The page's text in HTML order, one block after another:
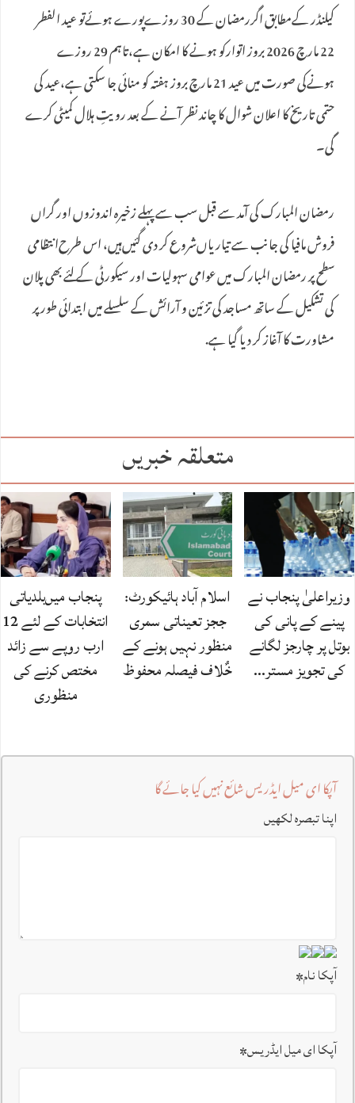
کیلنڈر کےمطابق اگررمضان کے 30 روزےپورے ہوئےتو عید الفطر
22 مارچ 2026 بروز اتوارکو ہونے کا امکان ہے،تاہم 29 روزے
ہونےکی صورت میں عید 21 مارچ بروز ہفتہ کو منائی جا سکتی ہے،عید کی
حتمی تاریخ کا اعلان شوال کا چاند نظر آنے کے بعد رویتِ ہلال کمیٹی کرے
گی۔
رمضان المبارک کی آمد سے قبل سب سے پہلے زخیرہ اندوزوں اور گراں
فروش مافیا کی جانب سے تیاریاں‌شروع کر دی گئیں‌ہیں‌، اس طرح‌انتظامی
سطح پر رمضان المبارک میں‌ عوامی سہولیات اور سیکورٹی کے لئے بھی پلان
کی تشکیل کے ساتھ مساجد کی تزئین و آرائش کے سلسلے میں‌ ابتدائی طور پر
مشاورت کا آغاز کر دیا گیا ہے.
متعلقہ خبریں
وزیراعلیٰ پنجاب نے
پینے کے پانی کی
بوتل پر چارجز لگانے
کی تجویز مستر…
اسلام آباد ہائیکورٹ:
ججز تعیناتی سمری
منظور نہیں‌ ہونے کے
خٌلاف فیصلہ محفوظ
پنجاب میں‌بلدیاتی
انتخابات کے لئے 12
ارب روپے سے زائد
مختص کرنے کی
منظوری
آپکا ای میل ایڈریس شائع نہیں کیا جائے گا
اپنا تبصرہ لکھیں
آپکا نام*
آپکا ای میل ایڈریس*